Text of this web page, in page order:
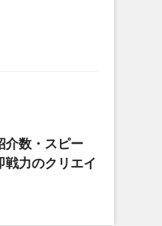
介数・スピー
戦力のクリエイ